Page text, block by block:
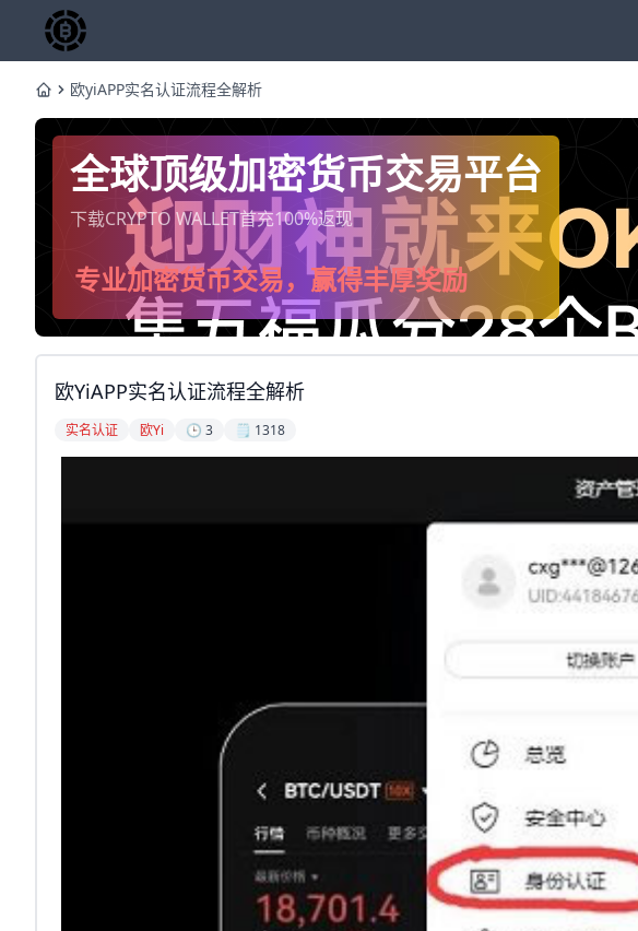
Home欧yiAPP实名认证流程全解析
全球顶级加密货币交易平台
下载CRYPTO WALLET首充100%返现
专业加密货币交易，赢得丰厚奖励
欧yiAPP实名认证流程全解析
实名认证 欧yi 🕒 3 🗒️ 1318